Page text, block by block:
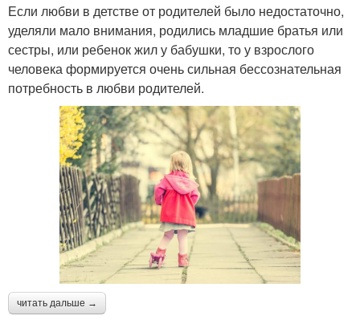
Если любви в детстве от родителей было недостаточно,
уделяли мало внимания, родились младшие братья или
сестры, или ребенок жил у бабушки, то у взрослого
человека формируется очень сильная бессознательная
потребность в любви родителей.
читать дальше →